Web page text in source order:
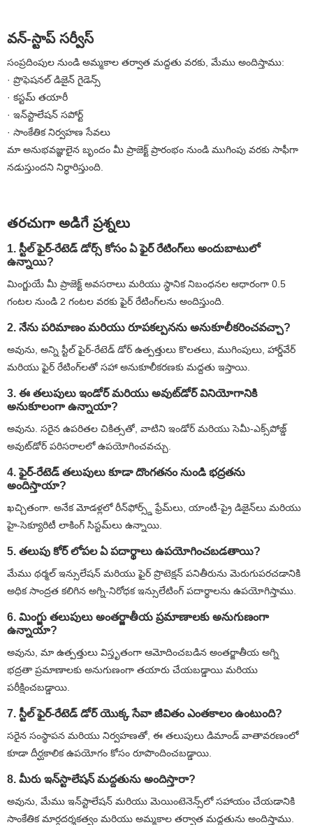
వన్-స్టాప్ సర్వీస్
సంప్రదింపుల నుండి అమ్మకాల తర్వాత మద్దతు వరకు, మేము అందిస్తాము:
· ప్రొఫెషనల్ డిజైన్ గైడెన్స్
· కస్టమ్ తయారీ
· ఇన్‌స్టాలేషన్ సపోర్ట్
· సాంకేతిక నిర్వహణ సేవలు
మా అనుభవజ్ఞులైన బృందం మీ ప్రాజెక్ట్ ప్రారంభం నుండి ముగింపు వరకు సాఫీగా
నడుస్తుందని నిర్ధారిస్తుంది.
తరచుగా అడిగే ప్రశ్నలు
1. స్టీల్ ఫైర్-రేటెడ్ డోర్స్ కోసం ఏ ఫైర్ రేటింగ్‌లు అందుబాటులో
ఉన్నాయి?
మింగ్జుయే మీ ప్రాజెక్ట్ అవసరాలు మరియు స్థానిక నిబంధనల ఆధారంగా 0.5
గంటల నుండి 2 గంటల వరకు ఫైర్ రేటింగ్‌లను అందిస్తుంది.
2. నేను పరిమాణం మరియు రూపకల్పనను అనుకూలీకరించవచ్చా?
అవును, అన్ని స్టీల్ ఫైర్-రేటెడ్ డోర్ ఉత్పత్తులు కొలతలు, ముగింపులు, హార్డ్‌వేర్
మరియు ఫైర్ రేటింగ్‌లతో సహా అనుకూలీకరణకు మద్దతు ఇస్తాయి.
3. ఈ తలుపులు ఇండోర్ మరియు అవుట్‌డోర్ వినియోగానికి
అనుకూలంగా ఉన్నాయా?
అవును. సరైన ఉపరితల చికిత్సతో, వాటిని ఇండోర్ మరియు సెమీ-ఎక్స్‌పోజ్డ్
అవుట్‌డోర్ పరిసరాలలో ఉపయోగించవచ్చు.
4. ఫైర్-రేటెడ్ తలుపులు కూడా దొంగతనం నుండి భద్రతను
అందిస్తాయా?
ఖచ్చితంగా. అనేక మోడళ్లలో రీన్‌ఫోర్స్డ్ ఫ్రేమ్‌లు, యాంటీ-ప్రై డిజైన్‌లు మరియు
హై-సెక్యూరిటీ లాకింగ్ సిస్టమ్‌లు ఉన్నాయి.
5. తలుపు కోర్ లోపల ఏ పదార్థాలు ఉపయోగించబడతాయి?
మేము థర్మల్ ఇన్సులేషన్ మరియు ఫైర్ ప్రొటెక్షన్ పనితీరును మెరుగుపరచడానికి
అధిక సాంద్రత కలిగిన అగ్ని-నిరోధక ఇన్సులేటింగ్ పదార్థాలను ఉపయోగిస్తాము.
6. మింగ్జు తలుపులు అంతర్జాతీయ ప్రమాణాలకు అనుగుణంగా
ఉన్నాయా?
అవును, మా ఉత్పత్తులు విస్తృతంగా ఆమోదించబడిన అంతర్జాతీయ అగ్ని
భద్రతా ప్రమాణాలకు అనుగుణంగా తయారు చేయబడ్డాయి మరియు
పరీక్షించబడ్డాయి.
7. స్టీల్ ఫైర్-రేటెడ్ డోర్ యొక్క సేవా జీవితం ఎంతకాలం ఉంటుంది?
సరైన సంస్థాపన మరియు నిర్వహణతో, ఈ తలుపులు డిమాండ్ వాతావరణంలో
కూడా దీర్ఘకాలిక ఉపయోగం కోసం రూపొందించబడ్డాయి.
8. మీరు ఇన్‌స్టాలేషన్ మద్దతును అందిస్తారా?
అవును, మేము ఇన్‌స్టాలేషన్ మరియు మెయింటెనెన్స్‌లో సహాయం చేయడానికి
సాంకేతిక మార్గదర్శకత్వం మరియు అమ్మకాల తర్వాత మద్దతును అందిస్తాము.